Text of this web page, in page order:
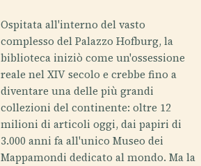
Ospitata all'interno del vasto
complesso del Palazzo Hofburg, la
biblioteca iniziò come un'ossessione
reale nel XIV secolo e crebbe fino a
diventare una delle più grandi
collezioni del continente: oltre 12
milioni di articoli oggi, dai papiri di
3.000 anni fa all'unico Museo dei
Mappamondi dedicato al mondo. Ma la